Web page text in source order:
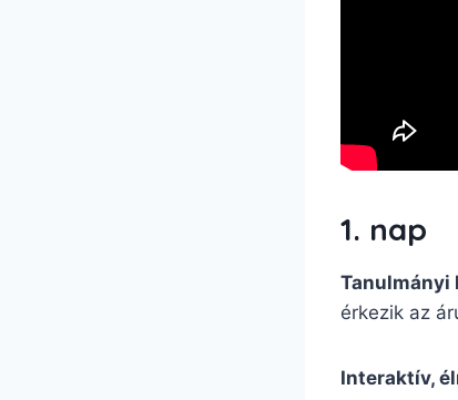
1. nap
Tanulmányi
érkezik az
Interaktív,